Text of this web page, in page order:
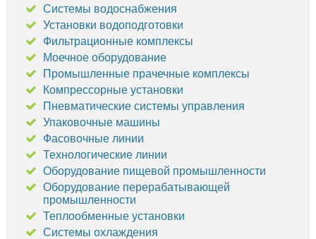
Системы водоснабжения
Установки водоподготовки
Фильтрационные комплексы
Моечное оборудование
Промышленные прачечные комплексы
Компрессорные установки
Пневматические системы управления
Упаковочные машины
Фасовочные линии
Технологические линии
Оборудование пищевой промышленности
Оборудование перерабатывающей
промышленности
Теплообменные установки
Системы охлаждения